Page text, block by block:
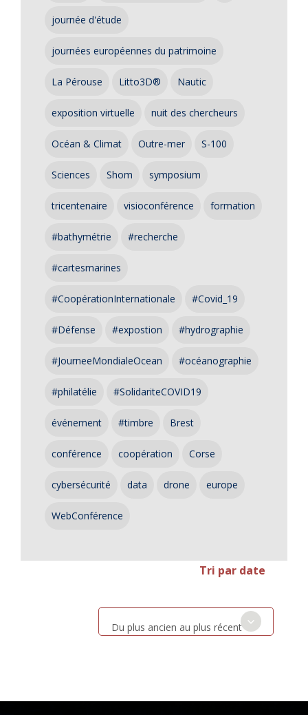
journée d'étude
journées européennes du patrimoine
La Pérouse Litto3D® Nautic
exposition virtuelle nuit des chercheurs
Océan & Climat Outre-mer S-100
Sciences Shom symposium
tricentenaire visioconférence formation
#bathymétrie #recherche
#cartesmarines
#CoopérationInternationale #Covid_19
#Défense #expostion #hydrographie
#JourneeMondialeOcean #océanographie
#philatélie #SolidariteCOVID19
événement #timbre Brest
conférence coopération Corse
cybersécurité data drone europe
WebConférence
Tri par date
Du plus ancien au plus récent